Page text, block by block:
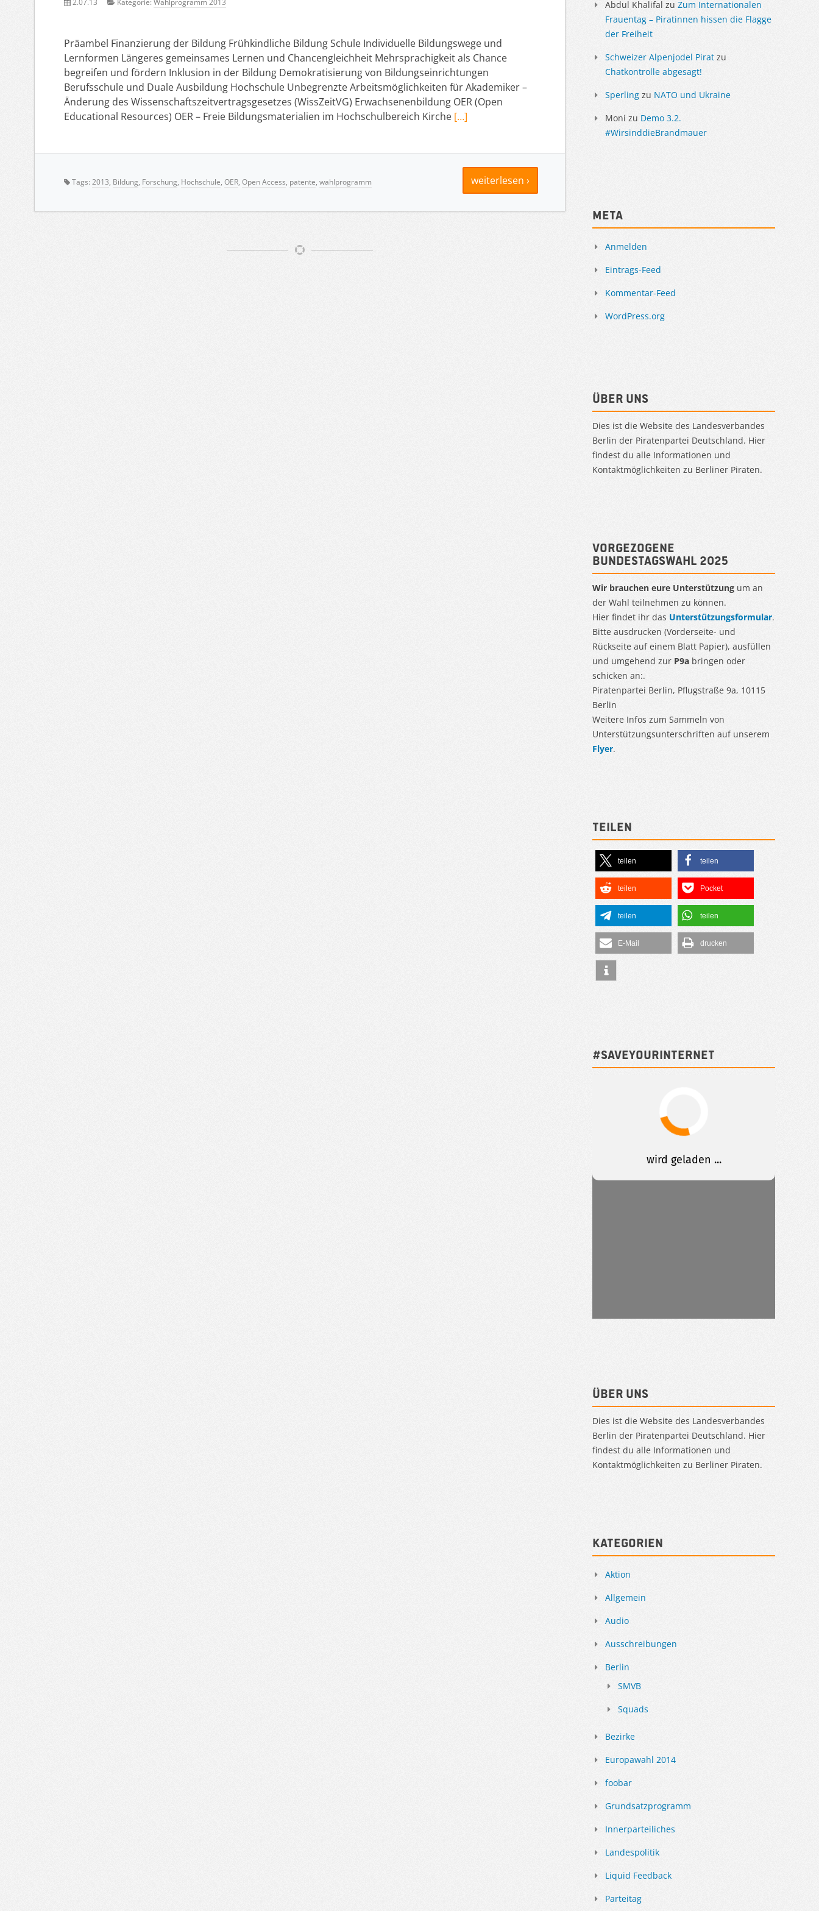
2.07.13 Kategorie: Wahlprogramm 2013
Präambel Finanzierung der Bildung Frühkindliche Bildung Schule Individuelle Bildungswege und
Lernformen Längeres gemeinsames Lernen und Chancengleichheit Mehrsprachigkeit als Chance
begreifen und fördern Inklusion in der Bildung Demokratisierung von Bildungseinrichtungen
Berufsschule und Duale Ausbildung Hochschule Unbegrenzte Arbeitsmöglichkeiten für Akademiker –
Änderung des Wissenschaftszeitvertragsgesetzes (WissZeitVG) Erwachsenenbildung OER (Open
Educational Resources) OER – Freie Bildungsmaterialien im Hochschulbereich Kirche […]
weiterlesen ›
Tags: 2013, Bildung, Forschung, Hochschule, OER, Open Access, patente, wahlprogramm
Abdul Khalifal zu Zum Internationalen
Frauentag – Piratinnen hissen die Flagge
der Freiheit
Schweizer Alpenjodel Pirat zu
Chatkontrolle abgesagt!
Sperling zu NATO und Ukraine
Moni zu Demo 3.2.
#WirsinddieBrandmauer
Meta
Anmelden
Eintrags-Feed
Kommentar-Feed
WordPress.org
Über uns
Dies ist die Website des Landesverbandes
Berlin der Piratenpartei Deutschland. Hier
findest du alle Informationen und
Kontaktmöglichkeiten zu Berliner Piraten.
Vorgezogene
Bundestagswahl 2025
Wir brauchen eure Unterstützung um an
der Wahl teilnehmen zu können.
Hier findet ihr das Unterstützungsformular.
Bitte ausdrucken (Vorderseite- und
Rückseite auf einem Blatt Papier), ausfüllen
und umgehend zur P9a bringen oder
schicken an:.
Piratenpartei Berlin, Pflugstraße 9a, 10115
Berlin
Weitere Infos zum Sammeln von
Unterstützungsunterschriften auf unserem
Flyer.
Teilen
teilen teilen
teilen Pocket
teilen teilen
E-Mail drucken
#SAVEYOURINTERNET
Über uns
Dies ist die Website des Landesverbandes
Berlin der Piratenpartei Deutschland. Hier
findest du alle Informationen und
Kontaktmöglichkeiten zu Berliner Piraten.
Kategorien
Aktion
Allgemein
Audio
Ausschreibungen
Berlin
SMVB
Squads
Bezirke
Europawahl 2014
foobar
Grundsatzprogramm
Innerparteiliches
Landespolitik
Liquid Feedback
Parteitag